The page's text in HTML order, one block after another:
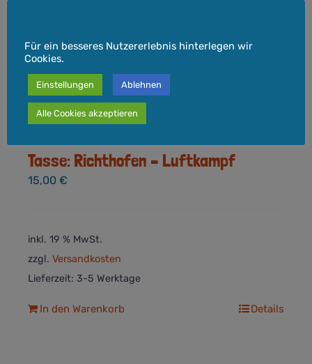
Tasse: Richthofen – Luftkampf
15,00 €
inkl. 19 % MwSt.
zzgl. Versandkosten
Lieferzeit: 3-5 Werktage
In den Warenkorb Details
Für ein besseres Nutzererlebnis hinterlegen wir
Cookies.
Einstellungen Ablehnen
Alle Cookies akzeptieren